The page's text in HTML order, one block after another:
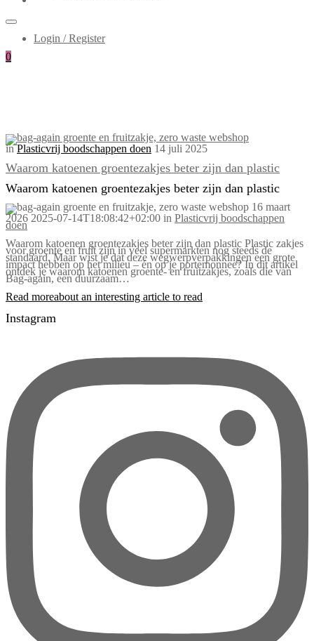
Login / Register
0
inPlasticvrij boodschappen doen 14 juli 2025
Waarom katoenen groentezakjes beter zijn dan plastic
Waarom katoenen groentezakjes beter zijn dan plastic
16 maart
2026 2025-07-14T18:08:42+02:00 in Plasticvrij boodschappen
doen
Waarom katoenen groentezakjes beter zijn dan plastic Plastic zakjes
voor groente en fruit zijn in veel supermarkten nog steeds de
standaard. Maar wist je dat deze wegwerpverpakkingen een grote
impact hebben op het milieu – én op je portemonnee? In dit artikel
ontdek je waarom katoenen groente- en fruitzakjes, zoals die van
Bag-again, een duurzaam…
Read moreabout an interesting article to read
Instagram